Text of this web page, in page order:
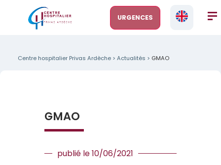
URGENCES
Centre hospitalier Privas Ardèche> Actualités > GMAO
GMAO
publié le 10/06/2021